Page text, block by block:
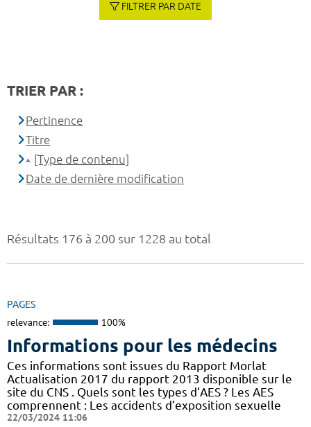
Résultats 176 à 200 sur 1228 au total
PAGES
relevance: 100%
Informations pour les médecins
Ces informations sont issues du Rapport Morlat
Actualisation 2017 du rapport 2013 disponible sur le
site du CNS . Quels sont les types d’AES ? Les AES
comprennent : Les accidents d’exposition sexuelle
22/03/2024 11:06
FILTRER PAR DATE
TRIER PAR :
Pertinence
Titre
[Type de contenu]
Date de dernière modification